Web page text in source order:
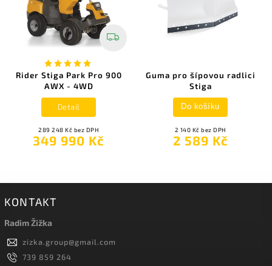
Rider Stiga Park Pro 900
AWX - 4WD
289 248 Kč bez DPH
349 990 Kč
Detail
Guma pro šípovou radlici
Stiga
2 140 Kč bez DPH
2 589 Kč
Do košíku
KONTAKT
Radim Žižka
zizka.group@gmail.com
739 859 264